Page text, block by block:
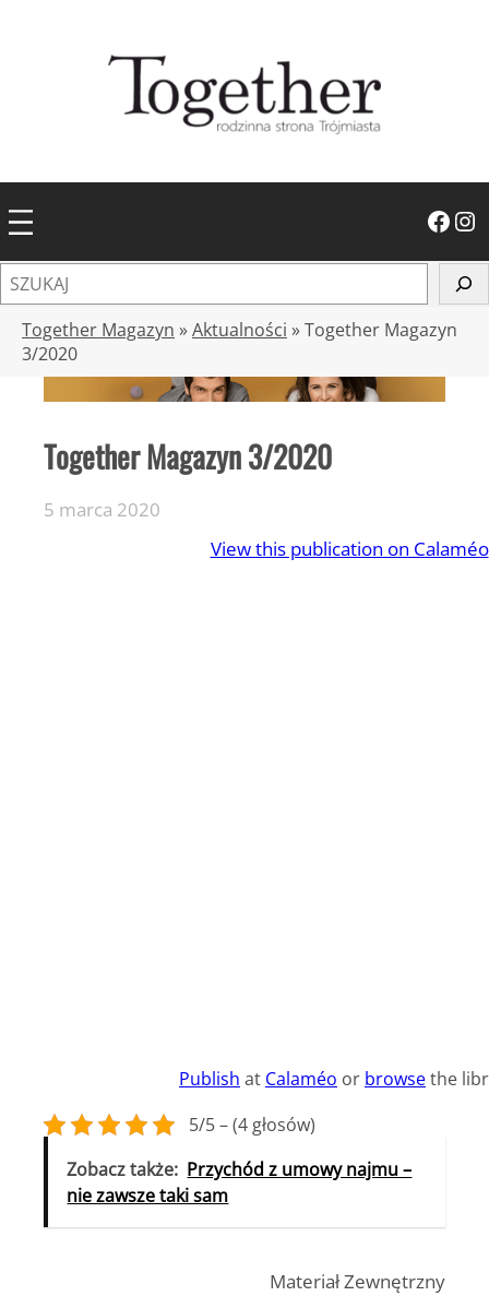
Facebook Instagram
z
Together Magazyn »Aktualności »Together Magazyn
3/2020
Together Magazyn 3/2020
5 marca 2020
View this publication on Calaméo
Publish at Calaméo or browsethe
5/5 – (4 głosów)
Zobacz także: Przychód z umowy najmu –
nie zawsze taki sam
Materiał Zewnętrzny